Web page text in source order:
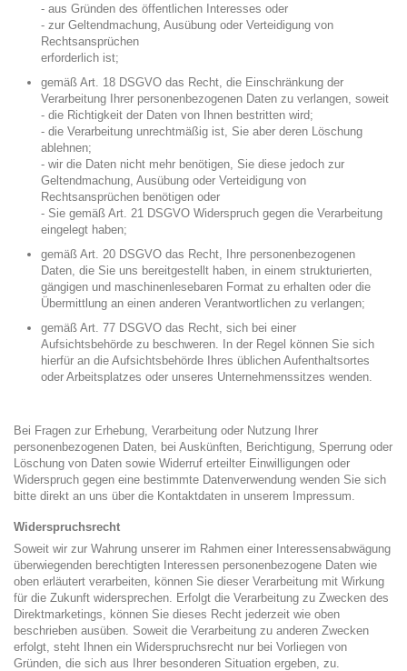
- aus Gründen des öffentlichen Interesses oder
- zur Geltendmachung, Ausübung oder Verteidigung von
Rechtsansprüchen
erforderlich ist;
gemäß Art. 18 DSGVO das Recht, die Einschränkung der
Verarbeitung Ihrer personenbezogenen Daten zu verlangen, soweit
- die Richtigkeit der Daten von Ihnen bestritten wird;
- die Verarbeitung unrechtmäßig ist, Sie aber deren Löschung
ablehnen;
- wir die Daten nicht mehr benötigen, Sie diese jedoch zur
Geltendmachung, Ausübung oder Verteidigung von
Rechtsansprüchen benötigen oder
- Sie gemäß Art. 21 DSGVO Widerspruch gegen die Verarbeitung
eingelegt haben;
gemäß Art. 20 DSGVO das Recht, Ihre personenbezogenen
Daten, die Sie uns bereitgestellt haben, in einem strukturierten,
gängigen und maschinenlesebaren Format zu erhalten oder die
Übermittlung an einen anderen Verantwortlichen zu verlangen;
gemäß Art. 77 DSGVO das Recht, sich bei einer
Aufsichtsbehörde zu beschweren. In der Regel können Sie sich
hierfür an die Aufsichtsbehörde Ihres üblichen Aufenthaltsortes
oder Arbeitsplatzes oder unseres Unternehmenssitzes wenden.
Bei Fragen zur Erhebung, Verarbeitung oder Nutzung Ihrer
personenbezogenen Daten, bei Auskünften, Berichtigung, Sperrung oder
Löschung von Daten sowie Widerruf erteilter Einwilligungen oder
Widerspruch gegen eine bestimmte Datenverwendung wenden Sie sich
bitte direkt an uns über die Kontaktdaten in unserem Impressum.
Widerspruchsrecht
Soweit wir zur Wahrung unserer im Rahmen einer Interessensabwägung
überwiegenden berechtigten Interessen personenbezogene Daten wie
oben erläutert verarbeiten, können Sie dieser Verarbeitung mit Wirkung
für die Zukunft widersprechen. Erfolgt die Verarbeitung zu Zwecken des
Direktmarketings, können Sie dieses Recht jederzeit wie oben
beschrieben ausüben. Soweit die Verarbeitung zu anderen Zwecken
erfolgt, steht Ihnen ein Widerspruchsrecht nur bei Vorliegen von
Gründen, die sich aus Ihrer besonderen Situation ergeben, zu.